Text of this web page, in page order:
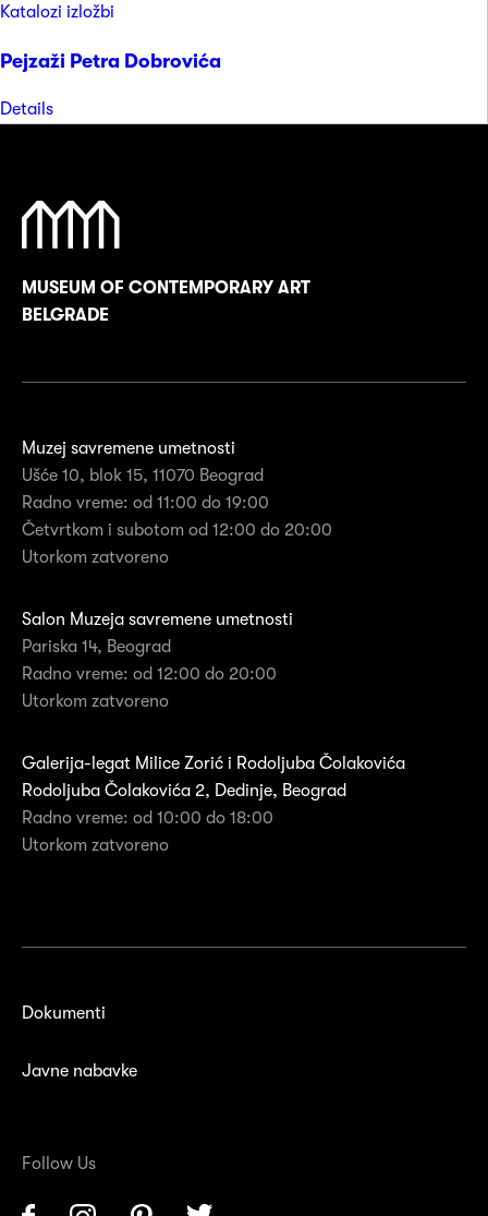
Katalozi izložbi
Pejzaži Petra Dobrovića
Details
MUSEUM OF CONTEMPORARY ART
BELGRADE
Muzej savremene umetnosti
Ušće 10, blok 15, 11070 Beograd
Radno vreme: od 11:00 do 19:00
Četvrtkom i subotom od 12:00 do 20:00
Utorkom zatvoreno
Salon Muzeja savremene umetnosti
Pariska 14, Beograd
Radno vreme: od 12:00 do 20:00
Utorkom zatvoreno
Galerija-legat Milice Zorić i Rodoljuba Čolakovića
Rodoljuba Čolakovića 2, Dedinje, Beograd
Radno vreme: od 10:00 do 18:00
Utorkom zatvoreno
Dokumenti
Javne nabavke
Follow Us